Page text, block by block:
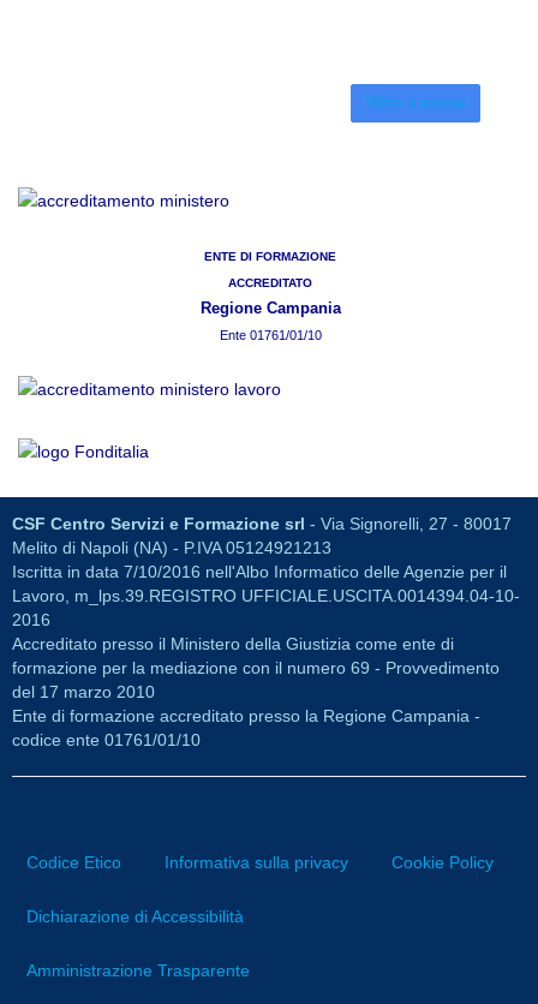
Write a review
ENTE DI FORMAZIONE
ACCREDITATO
Regione Campania
Ente 01761/01/10
CSF Centro Servizi e Formazione srl - Via Signorelli, 27 - 80017
Melito di Napoli (NA) - P.IVA 05124921213
Iscritta in data 7/10/2016 nell'Albo Informatico delle Agenzie per il
Lavoro, m_lps.39.REGISTRO UFFICIALE.USCITA.0014394.04-10-
2016
Accreditato presso il Ministero della Giustizia come ente di
formazione per la mediazione con il numero 69 - Provvedimento
del 17 marzo 2010
Ente di formazione accreditato presso la Regione Campania -
codice ente 01761/01/10
Codice Etico Informativa sulla privacy Cookie Policy
Dichiarazione di Accessibilità
Amministrazione Trasparente